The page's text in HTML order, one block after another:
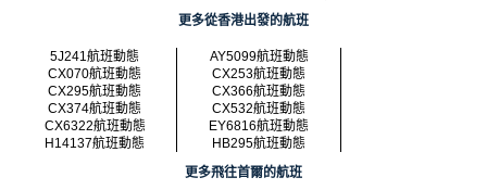
更多從香港出發的航班
5J241航班動態
AY5099航班動態
CX070航班動態
CX253航班動態
CX295航班動態
CX366航班動態
CX374航班動態
CX532航班動態
CX6322航班動態
EY6816航班動態
H14137航班動態
HB295航班動態
更多飛往首爾的航班